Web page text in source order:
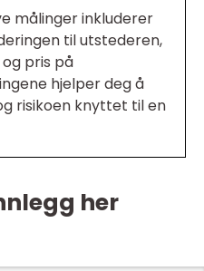
målinger inkluderer
til utstederen,
pris på
hjelper deg å
risikoen knyttet til en
her